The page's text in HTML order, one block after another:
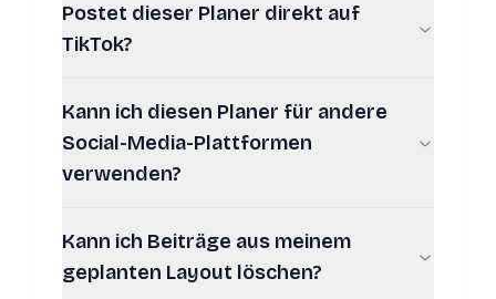
Postet dieser Planer direkt auf
TikTok?
Kann ich diesen Planer für andere
Social-Media-Plattformen
verwenden?
Kann ich Beiträge aus meinem
geplanten Layout löschen?